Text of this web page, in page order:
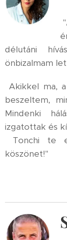
délutáni
önbizalmam
Akikkel ma,
beszeltem,
Mindenki
izgatottak és
Tonchi te
köszönet!"